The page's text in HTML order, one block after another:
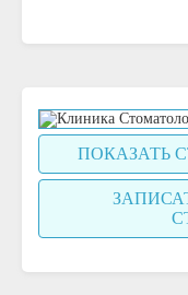
ПОКАЗАТЬ